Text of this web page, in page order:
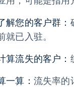
解您的客户群：
就已入驻。
算流失的客户：
一算： 流失率的